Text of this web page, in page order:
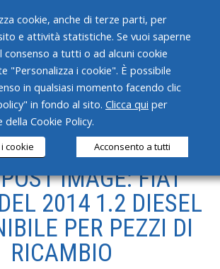
IMAGE: FIAT
2014 1.2 DIESEL
PER PEZZI DI
RICAMBIO
cookie, anche di terze parti, per
e attività statistiche. Se vuoi saperne
consenso a tutti o ad alcuni cookie
"Personalizza i cookie". È possibile
in qualsiasi momento facendo clic
in fondo al sito. Clicca qui per
Cookie Policy.
cookie Acconsento a tutti